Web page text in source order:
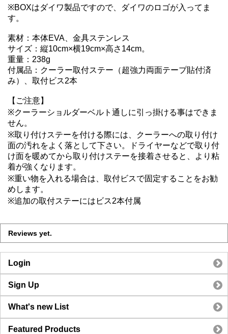
※BOXはダイワ製品ですので、ダイワのロゴが入ってま
す。
素材：本体EVA、金具ステンレス
サイズ：縦10cm×横19cm×高さ14cm。
重量：238g
付属品：クーラー取付ステー（超強力両面テープ貼付済
み）、取付ビス2本
【ご注意】
※クーラーショルダーベルト通しに引っ掛ける事はできま
せん。
※取り付けステーを付ける際には、クーラーへの取り付け
面の汚れをよく落として下さい。ドライヤーなどで取り付
け面を暖めてから取り付けステーを接着させると、より粘
着が強くなります。
※重い物を入れる場合は、取付ビスで固定することをお勧
めします。
※追加の取付ステーにはビス2本付属
Reviews yet.
Login
Sign Up
What's new List
Featured Products